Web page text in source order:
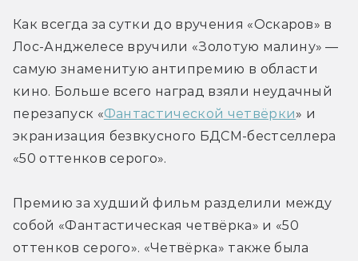
Как всегда за сутки до вручения «Оскаров» в
Лос-Анджелесе вручили «Золотую малину» —
самую знаменитую антипремию в области
кино. Больше всего наград взяли неудачный
перезапуск «Фантастической четвёрки» и
экранизация безвкусного БДСМ-бестселлера
«50 оттенков серого».
Премию за худший фильм разделили между
собой «Фантастическая четвёрка» и «50
оттенков серого». «Четвёрка» также была